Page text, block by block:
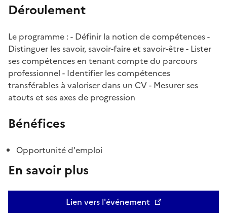
Déroulement
Le programme : - Définir la notion de compétences -
Distinguer les savoir, savoir-faire et savoir-être - Lister
ses compétences en tenant compte du parcours
professionnel - Identifier les compétences
transférables à valoriser dans un CV - Mesurer ses
atouts et ses axes de progression
Bénéfices
Opportunité d'emploi
En savoir plus
Lien vers l'événement